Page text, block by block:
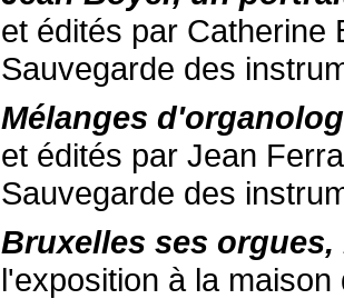
et édités par Catherine
Sauvegarde des
Mélanges
et édités par Jean
Sauvegarde des
Bruxelles ses
l'exposition à la